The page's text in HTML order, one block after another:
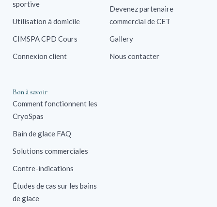
sportive
Utilisation à domicile
CIMSPA CPD Cours
Connexion client
Devenez partenaire
commercial de CET
Gallery
Nous contacter
Bon à savoir
Comment fonctionnent les
CryoSpas
Bain de glace FAQ
Solutions commerciales
Contre-indications
Études de cas sur les bains
de glace